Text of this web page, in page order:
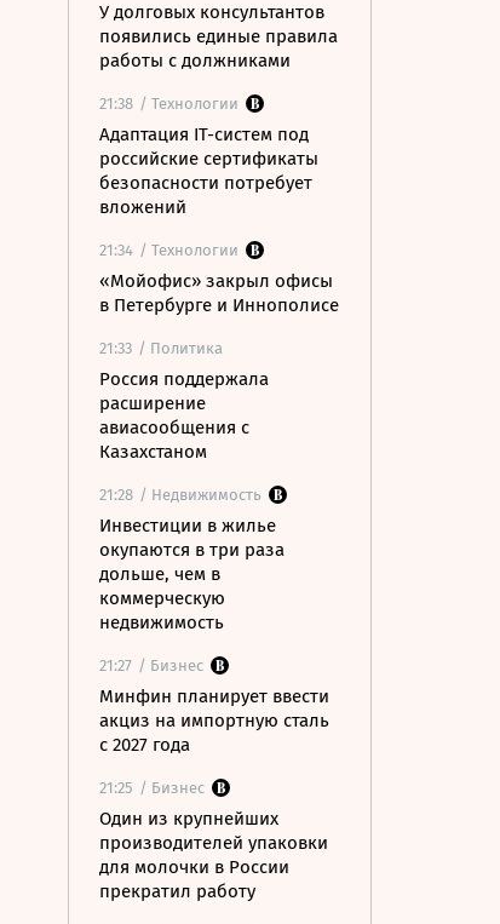
У долговых консультантов
появились единые правила
работы с должниками
21:38 / Технологии
Адаптация IT-систем под
российские сертификаты
безопасности потребует
вложений
21:34 / Технологии
«Мойофис» закрыл офисы
в Петербурге и Иннополисе
21:33 / Политика
Россия поддержала
расширение
авиасообщения с
Казахстаном
21:28 / Недвижимость
Инвестиции в жилье
окупаются в три раза
дольше, чем в
коммерческую
недвижимость
21:27 / Бизнес
Минфин планирует ввести
акциз на импортную сталь
с 2027 года
21:25 / Бизнес
Один из крупнейших
производителей упаковки
для молочки в России
прекратил работу